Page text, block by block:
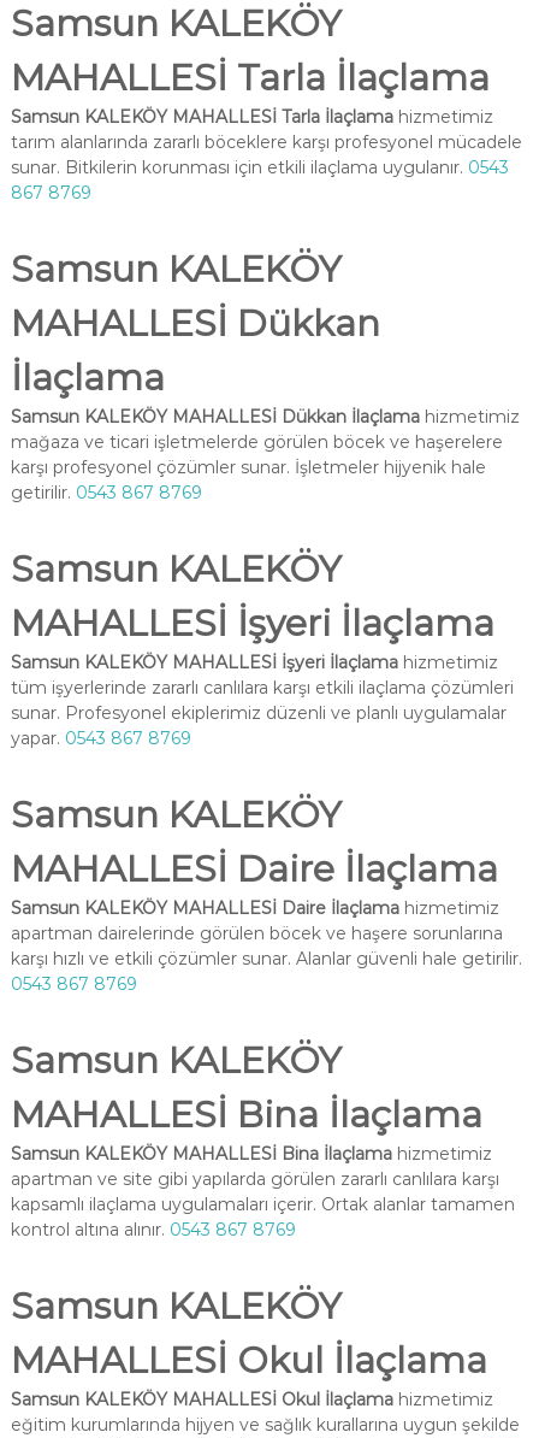
Samsun KALEKÖY
MAHALLESİ Tarla İlaçlama
Samsun KALEKÖY MAHALLESİ Tarla İlaçlamahizmetimiz
tarım alanlarında zararlı böceklere karşı profesyonel mücadele
sunar. Bitkilerin korunması için etkili ilaçlama uygulanır. 0543
867 8769
Samsun KALEKÖY
MAHALLESİ Dükkan
İlaçlama
Samsun KALEKÖY MAHALLESİ Dükkan İlaçlamahizmetimiz
mağaza ve ticari işletmelerde görülen böcek ve haşerelere
karşı profesyonel çözümler sunar. İşletmeler hijyenik hale
getirilir. 0543 867 8769
Samsun KALEKÖY
MAHALLESİ İşyeri İlaçlama
Samsun KALEKÖY MAHALLESİ İşyeri İlaçlamahizmetimiz
tüm işyerlerinde zararlı canlılara karşı etkili ilaçlama çözümleri
sunar. Profesyonel ekiplerimiz düzenli ve planlı uygulamalar
yapar. 0543 867 8769
Samsun KALEKÖY
MAHALLESİ Daire İlaçlama
Samsun KALEKÖY MAHALLESİ Daire İlaçlamahizmetimiz
apartman dairelerinde görülen böcek ve haşere sorunlarına
karşı hızlı ve etkili çözümler sunar. Alanlar güvenli hale getirilir.
0543 867 8769
Samsun KALEKÖY
MAHALLESİ Bina İlaçlama
Samsun KALEKÖY MAHALLESİ Bina İlaçlamahizmetimiz
apartman ve site gibi yapılarda görülen zararlı canlılara karşı
kapsamlı ilaçlama uygulamaları içerir. Ortak alanlar tamamen
kontrol altına alınır. 0543 867 8769
Samsun KALEKÖY
MAHALLESİ Okul İlaçlama
Samsun KALEKÖY MAHALLESİ Okul İlaçlamahizmetimiz
eğitim kurumlarında hijyen ve sağlık kurallarına uygun şekilde